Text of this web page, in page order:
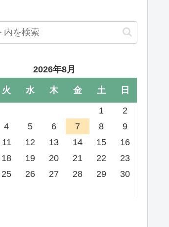
2026年8月
火 水 木 金 土 日
1
2
4 5 6 7 8
9
11 12 13 14 15
16
18 19 20 21 22
23
25 26 27 28 29
30